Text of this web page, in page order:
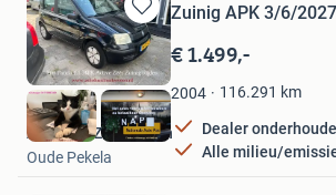
Bewaren
in
Mijn
Favorieten
Zuinig APK 3/6/2027
€ 1.499,-
2004 116.291 km
Dealer
Alle milieu/
Autohuis Zuiderveen
Oude Pekela